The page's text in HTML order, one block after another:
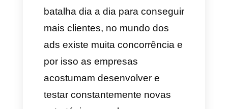
captar essa atenção dos seus
clientes para que ao final
logrem realizar uma venda.
Para ninguém é um segredo